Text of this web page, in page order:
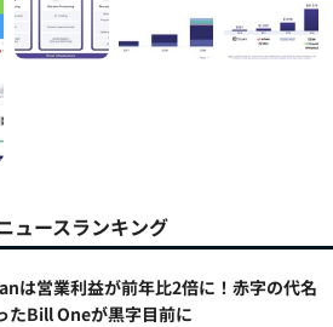
ュースランキング
は営業利益が前年比2倍に！赤字の代名
たBill Oneが黒字目前に